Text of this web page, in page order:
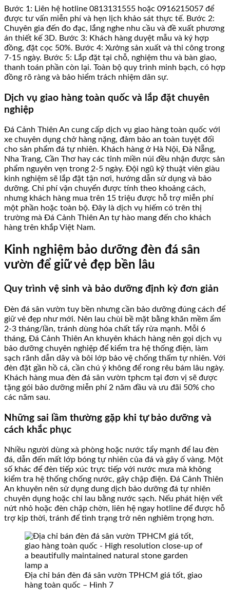
Bước 1: Liên hệ hotline 0813131555 hoặc 0916215057 để
được tư vấn miễn phí và hẹn lịch khảo sát thực tế. Bước 2:
Chuyên gia đến đo đạc, lắng nghe nhu cầu và đề xuất phương
án thiết kế 3D. Bước 3: Khách hàng duyệt mẫu và ký hợp
đồng, đặt cọc 50%. Bước 4: Xưởng sản xuất và thi công trong
7-15 ngày. Bước 5: Lắp đặt tại chỗ, nghiệm thu và bàn giao,
thanh toán phần còn lại. Toàn bộ quy trình minh bạch, có hợp
đồng rõ ràng và bảo hiểm trách nhiệm dân sự.
Dịch vụ giao hàng toàn quốc và lắp đặt chuyên
nghiệp
Đá Cảnh Thiên An cung cấp dịch vụ giao hàng toàn quốc với
xe chuyên dụng chở hàng nặng, đảm bảo an toàn tuyệt đối
cho sản phẩm đá tự nhiên. Khách hàng ở Hà Nội, Đà Nẵng,
Nha Trang, Cần Thơ hay các tỉnh miền núi đều nhận được sản
phẩm nguyên vẹn trong 2-5 ngày. Đội ngũ kỹ thuật viên giàu
kinh nghiệm sẽ lắp đặt tận nơi, hướng dẫn sử dụng và bảo
dưỡng. Chi phí vận chuyển được tính theo khoảng cách,
nhưng khách hàng mua trên 15 triệu được hỗ trợ miễn phí
một phần hoặc toàn bộ. Đây là dịch vụ hiếm có trên thị
trường mà Đá Cảnh Thiên An tự hào mang đến cho khách
hàng trên khắp Việt Nam.
Kinh nghiệm bảo dưỡng đèn đá sân
vườn để giữ vẻ đẹp bền lâu
Quy trình vệ sinh và bảo dưỡng định kỳ đơn giản
Đèn đá sân vườn tuy bền nhưng cần bảo dưỡng đúng cách để
giữ vẻ đẹp như mới. Nên lau chùi bề mặt bằng khăn mềm ẩm
2-3 tháng/lần, tránh dùng hóa chất tẩy rửa mạnh. Mỗi 6
tháng, Đá Cảnh Thiên An khuyên khách hàng nên gọi dịch vụ
bảo dưỡng chuyên nghiệp để kiểm tra hệ thống điện, làm
sạch rãnh dẫn dây và bôi lớp bảo vệ chống thấm tự nhiên. Với
đèn đặt gần hồ cá, cần chú ý không để rong rêu bám lâu ngày.
Khách hàng mua đèn đá sân vườn tphcm tại đơn vị sẽ được
tặng gói bảo dưỡng miễn phí 2 năm đầu và ưu đãi 50% cho
các năm sau.
Những sai lầm thường gặp khi tự bảo dưỡng và
cách khắc phục
Nhiều người dùng xà phòng hoặc nước tẩy mạnh để lau đèn
đá, dẫn đến mất lớp bóng tự nhiên của đá và gây ố vàng. Một
số khác để đèn tiếp xúc trực tiếp với nước mưa mà không
kiểm tra hệ thống chống nước, gây chập điện. Đá Cảnh Thiên
An khuyên nên sử dụng dung dịch bảo dưỡng đá tự nhiên
chuyên dụng hoặc chỉ lau bằng nước sạch. Nếu phát hiện vết
nứt nhỏ hoặc đèn chập chờn, liên hệ ngay hotline để được hỗ
trợ kịp thời, tránh để tình trạng trở nên nghiêm trọng hơn.
Địa chỉ bán đèn đá sân vườn TPHCM giá tốt, giao
hàng toàn quốc – Hình 7